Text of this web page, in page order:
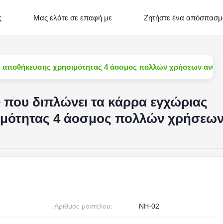
Μας ελάτε σε επαφή με Ζητήστε ένα
χρησιμότητας 4 άοσμος πολλών χρήσεων
διπλώνει τα κάρρα εγχώριας
4 άοσμος πολλών
Αριθμός μοντέλου: NH-02